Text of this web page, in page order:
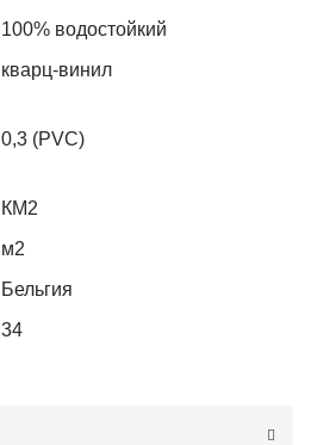
100% водостойкий
кварц-винил
0,3 (PVC)
КМ2
м2
Бельгия
34